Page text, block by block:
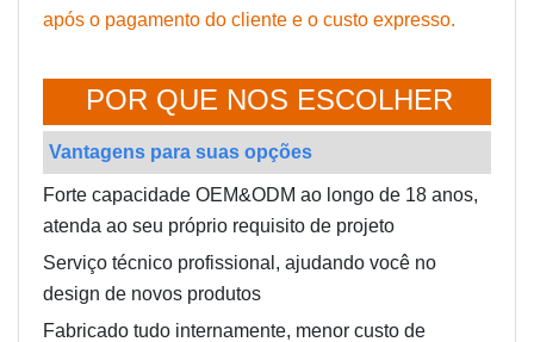
após o pagamento do cliente e o custo expresso.
POR QUE NOS ESCOLHER
Vantagens para suas opções
Forte capacidade OEM&ODM ao longo de 18 anos,
atenda ao seu próprio requisito de projeto
Serviço técnico profissional, ajudando você no
design de novos produtos
Fabricado tudo internamente, menor custo de